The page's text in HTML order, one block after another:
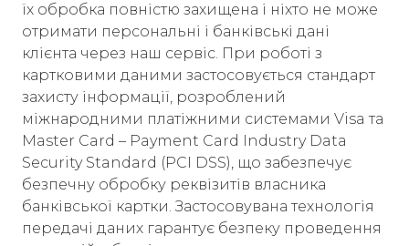
їх обробка повністю захищена і ніхто не може
отримати персональні і банківські дані
клієнта через наш сервіс. При роботі з
картковими даними застосовується стандарт
захисту інформації, розроблений
міжнародними платіжними системами Visa та
Master Card – Payment Card Industry Data
Security Standard (PCI DSS), що забезпечує
безпечну обробку реквізитів власника
банківської картки. Застосовувана технологія
передачі даних гарантує безпеку проведення